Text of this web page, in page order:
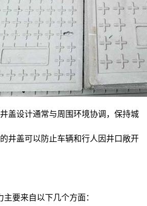
井盖设计通常与周围环境协调，保持城
井盖可以防止车辆和行人因井口敞开
要来自以下几个方面：